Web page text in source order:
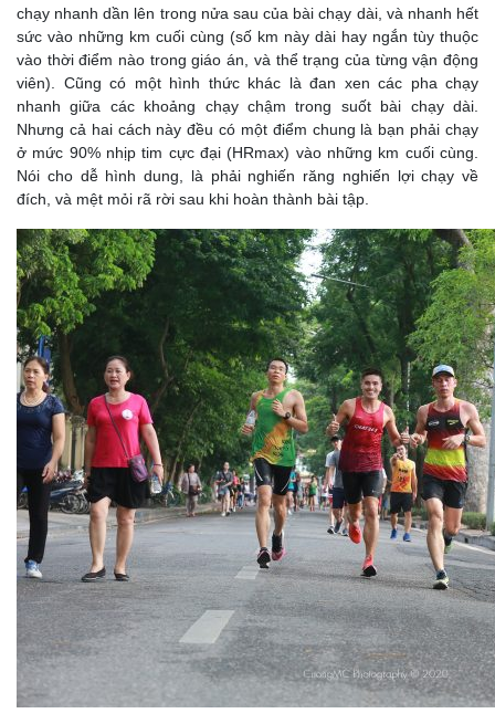
chạy nhanh dần lên trong nửa sau của bài chạy dài, và nhanh hết
sức vào những km cuối cùng (số km này dài hay ngắn tùy thuộc
vào thời điểm nào trong giáo án, và thể trạng của từng vận động
viên). Cũng có một hình thức khác là đan xen các pha chạy
nhanh giữa các khoảng chạy chậm trong suốt bài chạy dài.
Nhưng cả hai cách này đều có một điểm chung là bạn phải chạy
ở mức 90% nhịp tim cực đại (HRmax) vào những km cuối cùng.
Nói cho dễ hình dung, là phải nghiến răng nghiến lợi chạy về
đích, và mệt mỏi rã rời sau khi hoàn thành bài tập.